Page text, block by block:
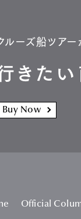
ルーズ船ツア
きた
Buy Now
Official